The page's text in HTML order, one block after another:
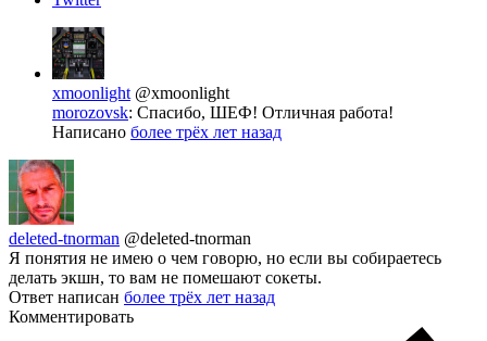
xmoonlight @xmoonlight
morozovsk: Спасибо, ШЕФ! Отличная работа!
Написано более трёх лет назад
deleted-tnorman @deleted-tnorman
Я понятия не имею о чем говорю, но если вы собираетесь
делать экшн, то вам не помешают сокеты.
Ответ написан более трёх лет назад
Комментировать